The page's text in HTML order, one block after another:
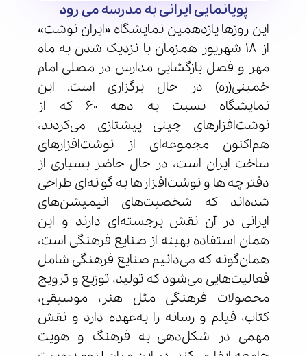
پویانمایی ایرانی به مدرسه می رود
این روزها یازدهمین نمایشگاه «ایران نوشت»
از ۱۸ شهریور همزمان با نزدیک شدن به ماه
مهر و فصل بازگشایی مدارس در مصلی امام
خمینی(ره) در حال برگزاری است. این
نمایشگاه نسبت به دهه ۶۰ که از
نوشت‌افزارهای چینی پیشتازی می‌کردند،
هم‌اکنون مجموعه‌ای از نوشت‌افزارهای
ساخت ایران است، در حال حاضر بسیاری از
دفترچه‌ها و نوشت‌افزارها به گونه‌ای طراحی
شده‌اند که شخصیت‌های انیمیشن‌های
ایرانی در آن نقش برجسته‌ای دارند و این
همان استفاده بهینه از صنایع فرهنگی است،
همان‌گونه که می‌دانیم صنایع فرهنگی شامل
فعالیت‌هایی می‌شود که تولید، توزیع و ترویج
محصولات فرهنگی مثل هنر، موسیقی،
کتاب، فیلم و رسانه را به‌عهده دارد و نقش
مهمی در شکل‌دهی به فرهنگ و هویت